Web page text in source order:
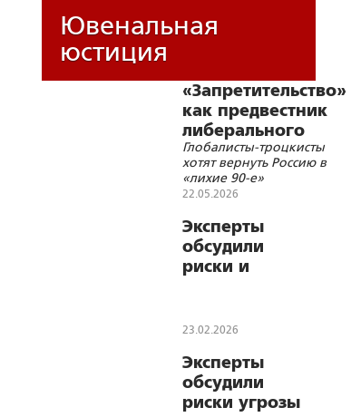
Ювенальная
юстиция
«Запретительство»
как предвестник
либерального
реванша
Глобалисты-троцкисты
хотят вернуть Россию в
«лихие 90-е»
22.05.2026
Эксперты
обсудили
риски и
для
развития детей
и молодёжи
23.02.2026
Эксперты
обсудили
риски угрозы